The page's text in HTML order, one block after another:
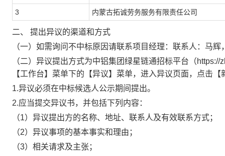
3 内蒙古拓诚劳务服务有限责任公司
二、 提出异议的渠道和方式
（一）如需询问不中标原因请联系项目经理：联系人：马
（二）异议提出方式为中铝集团绿星链通招标平台（
【工作台】菜单下的【异议】菜单，进入异议页面，点击
1.异议必须在中标候选人公示期间提出。
2.应当提交异议书，并包括下列内容：
（1）异议提出方的名称、地址、联系人及有效联系方式；
（2）异议事项的基本事实和理由；
（3）相关请求及主张；